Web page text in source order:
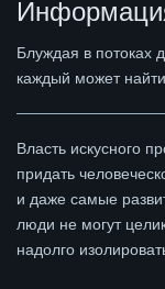
Блуждая в потоках
каждый может
Власть искусного
придать
и даже самые
люди не могут
надолго